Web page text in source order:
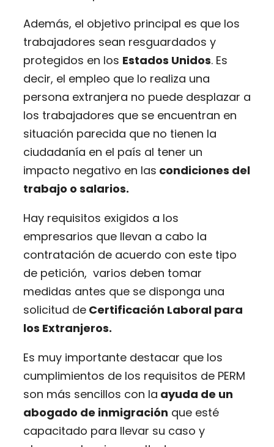
Además, el objetivo principal es que los
trabajadores sean resguardados y
protegidos en los Estados Unidos. Es
decir, el empleo que lo realiza una
persona extranjera no puede desplazar a
los trabajadores que se encuentran en
situación parecida que no tienen la
ciudadanía en el país al tener un
impacto negativo en las condiciones del
trabajo o salarios.
Hay requisitos exigidos a los
empresarios que llevan a cabo la
contratación de acuerdo con este tipo
de petición, varios deben tomar
medidas antes que se disponga una
solicitud de Certificación Laboral para
los Extranjeros.
Es muy importante destacar que los
cumplimientos de los requisitos de PERM
son más sencillos con la ayuda de un
abogado de inmigración que esté
capacitado para llevar su caso y